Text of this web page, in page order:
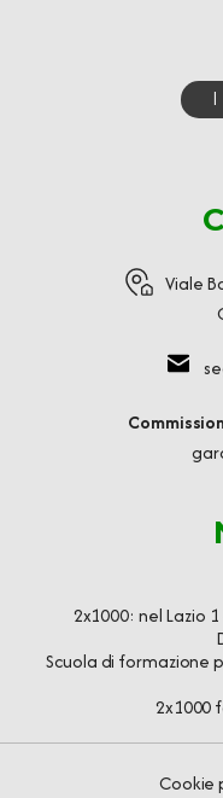
I
Viale
2x1000: nel Lazio
Scuola di formazione
2x1000
Cookie